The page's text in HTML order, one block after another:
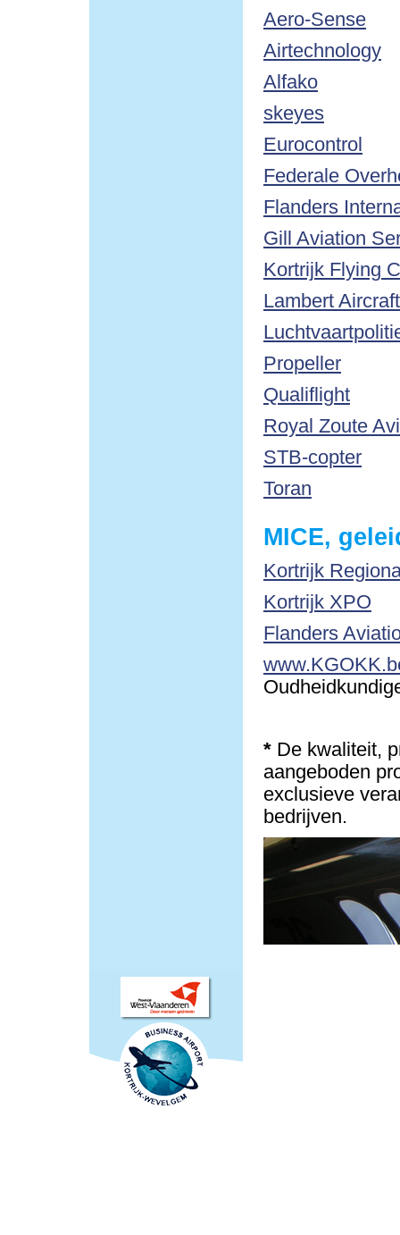
Aero-Sense
Airtechnology
Alfako
skeyes
Eurocontrol
Federale
Flanders
Gill Aviation
Kortrijk Flying
Lambert
Propeller
Qualiflight
Royal Zoute
STB-copter
Toran
MICE,
Kortrijk
Kortrijk XPO
Flanders
* De kwaliteit,
aangeboden
exclusieve
bedrijven.